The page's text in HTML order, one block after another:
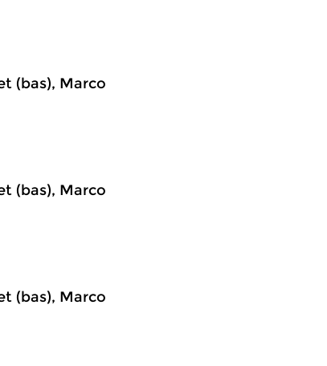
(bas), Marco
(bas), Marco
(bas), Marco